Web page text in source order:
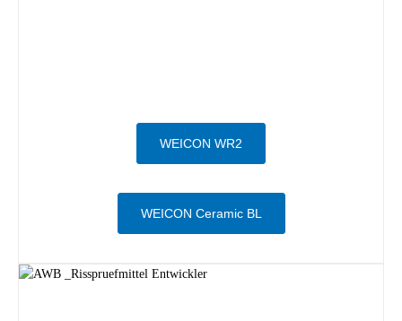
WEICON WR2
WEICON Ceramic BL